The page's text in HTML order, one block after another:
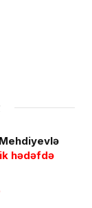
hədəfdə